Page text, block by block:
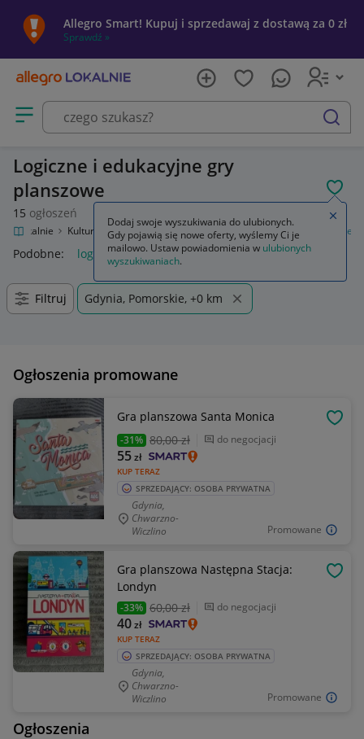
Allegro Smart! Kupuj i sprzedawaj z dostawą za 0 zł
Sprawdź »
Otwórz menu z kategoriami
szukaj
Logiczne i edukacyjne gry
planszowe
15 ogłoszeń
Lokalnie Kultura i rozrywka Gry Planszowe Logiczne i edukacyjne
Podobne: logiczne i edukacyjne
Filtruj Gdynia, Pomorskie, +0 km
Ogłoszenia promowane
Promowane
Gra planszowa Santa Monica
-31% 80,00 zł do negocjacji
KUP TERAZ
55zł
SPRZEDAJĄCY: OSOBA PRYWATNA
Gdynia,
Chwarzno-
Wiczlino
Promowane
Gra planszowa Następna Stacja:
Londyn
-33% 60,00 zł do negocjacji
KUP TERAZ
40zł
SPRZEDAJĄCY: OSOBA PRYWATNA
Gdynia,
Chwarzno-
Wiczlino
Ogłoszenia
Dodaj swoje wyszukiwania do ulubionych.
Gdy pojawią się nowe oferty, wyślemy Ci je
mailowo. Ustaw powiadomienia w ulubionych
wyszukiwaniach.